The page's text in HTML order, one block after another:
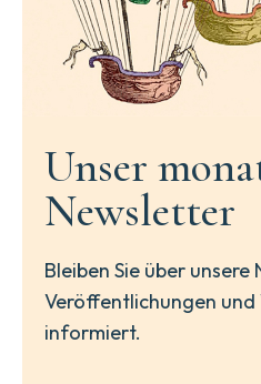
Unser
Newsletter
Bleiben Sie über unsere
Veröffentlichungen
informiert.